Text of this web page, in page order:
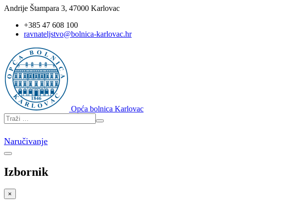
Andrije Štampara 3, 47000 Karlovac
+385 47 608 100
ravnateljstvo@bolnica-karlovac.hr
Opća bolnica Karlovac
Naručivanje
Izbornik
×